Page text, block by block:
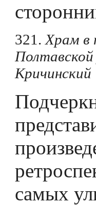
321. Храм в
Кричинский
самых